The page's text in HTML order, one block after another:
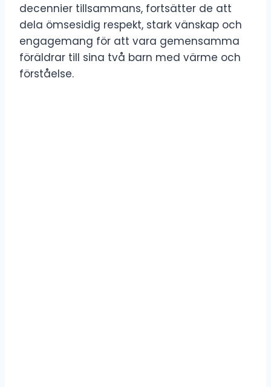
decennier tillsammans, fortsätter de att
dela ömsesidig respekt, stark vänskap och
engagemang för att vara gemensamma
föräldrar till sina två barn med värme och
förståelse.